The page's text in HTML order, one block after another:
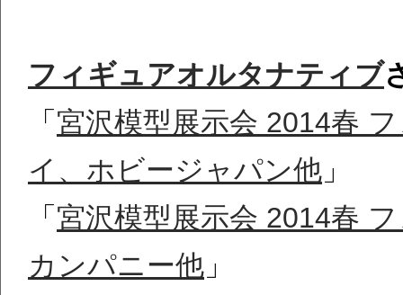
フィギュアオルタナティブ
「 宮沢模型展示会 2014春
イ、ホビージャパン他 」
「 宮沢模型展示会 2014春
カンパニー他 」